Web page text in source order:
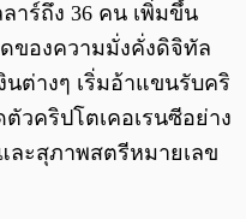
าร์ถึง 36 คน เพิ่มขึ้น
ของความมั่งคั่งดิจิทัล
ต่างๆ เริ่มอ้าแขนรับคริ
วคริปโตเคอเรนซีอย่าง
ละสุภาพสตรีหมายเลข